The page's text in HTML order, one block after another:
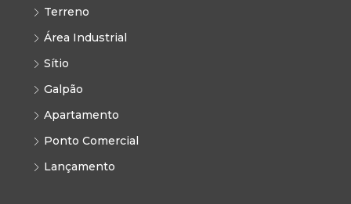
Terreno
Área Industrial
Sítio
Galpão
Apartamento
Ponto Comercial
Lançamento